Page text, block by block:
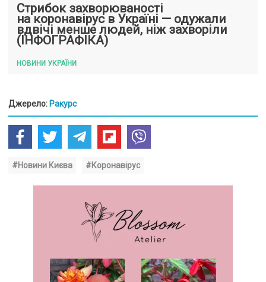
Стрибок захворюваності
на коронавірус в Україні — одужали
вдвічі менше людей, ніж захворіли
(ІНФОГРАФІКА)
НОВИНИ УКРАЇНИ
Джерело: Ракурс
#Новини Києва #Коронавірус